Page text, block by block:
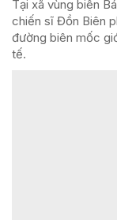
Tại xã vùng biên
chiến sĩ Đồn Biên
đường biên mốc
tế.